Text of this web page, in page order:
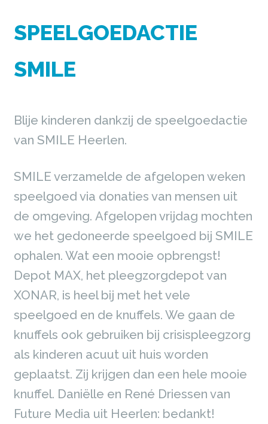
SPEELGOEDACTIE
SMILE
Blije kinderen dankzij de speelgoedactie
van SMILE Heerlen.
SMILE verzamelde de afgelopen weken
speelgoed via donaties van mensen uit
de omgeving. Afgelopen vrijdag mochten
we het gedoneerde speelgoed bij SMILE
ophalen. Wat een mooie opbrengst!
Depot MAX, het pleegzorgdepot van
XONAR, is heel bij met het vele
speelgoed en de knuffels. We gaan de
knuffels ook gebruiken bij crisispleegzorg
als kinderen acuut uit huis worden
geplaatst. Zij krijgen dan een hele mooie
knuffel. Daniëlle en René Driessen van
Future Media uit Heerlen: bedankt!